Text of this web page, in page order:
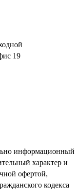
19
информационный
характер и
офертой,
кодекса